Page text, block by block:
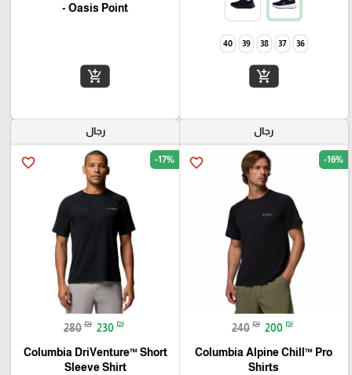
36
37
38
39
40
add_shopping_cart
- Oasis Point
add_shopping_cart
رجال
favorite_border -16%
240 ₪ 200 ₪
Columbia Alpine Chill™ Pro
Shirts
رجال
favorite_border -17%
280 ₪ 230 ₪
Columbia DriVenture™ Short
Sleeve Shirt